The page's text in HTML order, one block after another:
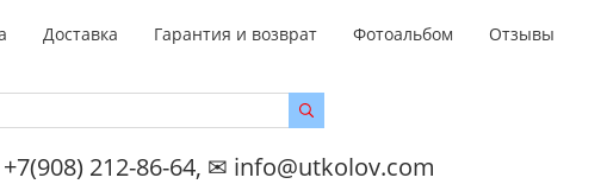
Доставка Гарантия и возврат Фотоальбом
Отзывы
212-86-64, ✉ info@utkolov.com